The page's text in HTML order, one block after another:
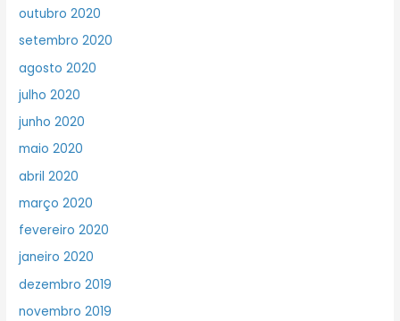
outubro 2020
setembro 2020
agosto 2020
julho 2020
junho 2020
maio 2020
abril 2020
março 2020
fevereiro 2020
janeiro 2020
dezembro 2019
novembro 2019